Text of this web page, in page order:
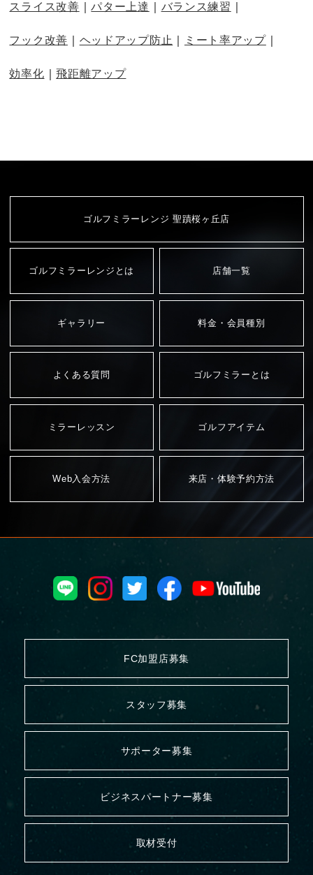
スライス改善 パター上達 バランス練習
フック改善 ヘッドアップ防止 ミート率アップ
効率化 飛距離アップ
ゴルフミラーレンジ 聖蹟桜ヶ丘店
ゴルフミラーレンジとは 店舗一覧
ギャラリー 料金・会員種別
よくある質問 ゴルフミラーとは
ミラーレッスン ゴルフアイテム
Web入会方法 来店・体験予約方法
FC加盟店募集
スタッフ募集
サポーター募集
ビジネスパートナー募集
取材受付